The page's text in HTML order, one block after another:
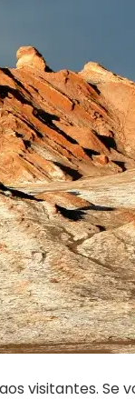
visitantes. Se